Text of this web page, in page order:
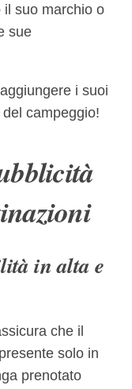
il suo marchio o
sue
i suoi
campeggio!
in alta e
che il
solo in
prenotato